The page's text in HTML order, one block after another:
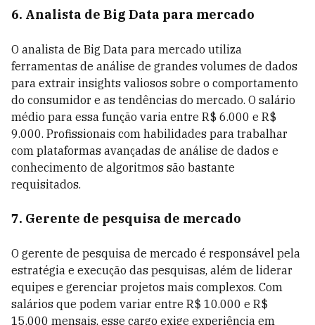
6. Analista de Big Data para mercado
O analista de Big Data para mercado utiliza
ferramentas de análise de grandes volumes de dados
para extrair insights valiosos sobre o comportamento
do consumidor e as tendências do mercado. O salário
médio para essa função varia entre R$ 6.000 e R$
9.000. Profissionais com habilidades para trabalhar
com plataformas avançadas de análise de dados e
conhecimento de algoritmos são bastante
requisitados.
7. Gerente de pesquisa de mercado
O gerente de pesquisa de mercado é responsável pela
estratégia e execução das pesquisas, além de liderar
equipes e gerenciar projetos mais complexos. Com
salários que podem variar entre R$ 10.000 e R$
15.000 mensais, esse cargo exige experiência em